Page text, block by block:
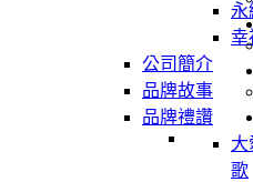
永
幸
公司簡介
品牌故事
品牌禮讚
大
歌